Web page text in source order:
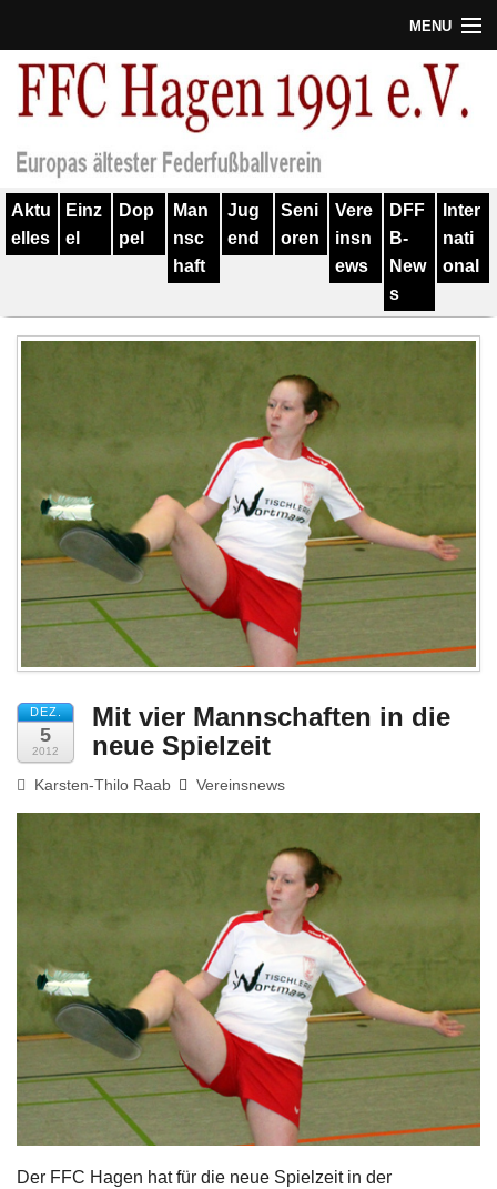
MENU
Termine
Verein
Geschichte
Training
Impressum
Aktu
elles
Einz
el
Dop
pel
Man
nsc
haft
Jug
end
Seni
oren
Vere
insn
ews
DFF
B-
New
s
Inter
nati
onal
DEZ.
5
2012
Mit vier Mannschaften in die
neue Spielzeit
Karsten-Thilo Raab Vereinsnews
Der FFC Hagen hat für die neue Spielzeit in der